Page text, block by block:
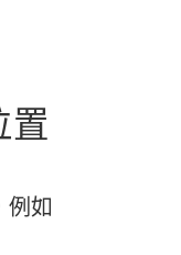
置
例如